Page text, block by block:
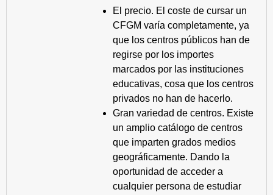
El precio. El coste de cursar un
CFGM varía completamente, ya
que los centros públicos han de
regirse por los importes
marcados por las instituciones
educativas, cosa que los centros
privados no han de hacerlo.
Gran variedad de centros. Existe
un amplio catálogo de centros
que imparten grados medios
geográficamente. Dando la
oportunidad de acceder a
cualquier persona de estudiar